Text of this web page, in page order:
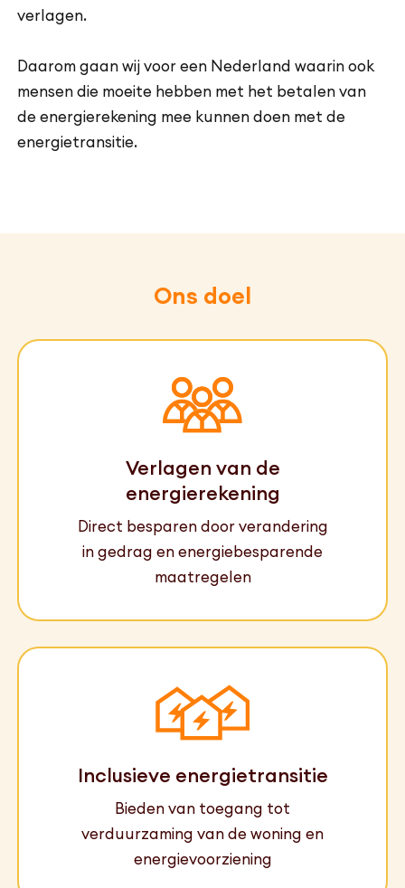
verlagen.
Daarom gaan wij voor een Nederland waarin ook
mensen die moeite hebben met het betalen van
de energierekening mee kunnen doen met de
energietransitie.
Ons doel
Verlagen van de
energierekening
Direct besparen door verandering
in gedrag en energiebesparende
maatregelen
Inclusieve energietransitie
Bieden van toegang tot
verduurzaming van de woning en
energievoorziening